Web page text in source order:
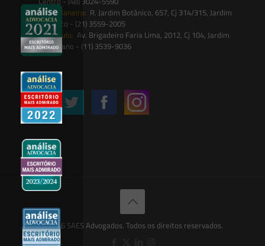
Rio de Janeiro: R. Jardim Botânico, 657, Cj 314/315, Jardim
Botânico - (21) 3559-2005
São Paulo: Av. Brigadeiro Faria Lima, 2012, Cj 104, Jardim
Paulistano - (11) 3539-9036
Siga-nos
© 2026 SAES Advogados. Todos os direitos reservados.